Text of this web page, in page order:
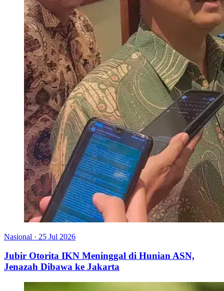
Nasional · 25 Jul 2026
Jubir Otorita IKN Meninggal di Hunian ASN,
Jenazah Dibawa ke Jakarta